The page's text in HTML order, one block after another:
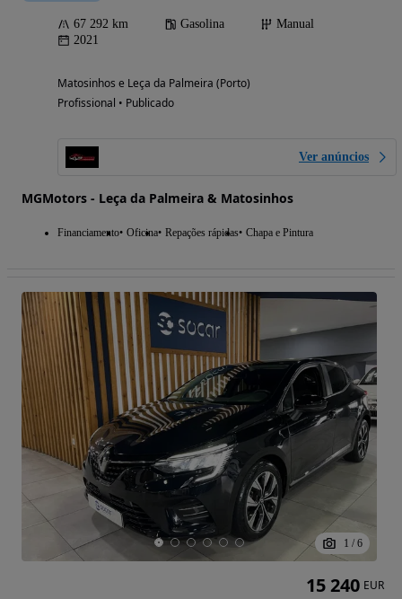
67 292 km Gasolina
Manual
2021
Matosinhos e Leça da Palmeira (Porto)
Profissional • Publicado
Ver anúncios
MGMotors - Leça da Palmeira & Matosinhos
Financiamento Oficina Repações rápidas Chapa e Pintura
1 / 6
15 240 EUR